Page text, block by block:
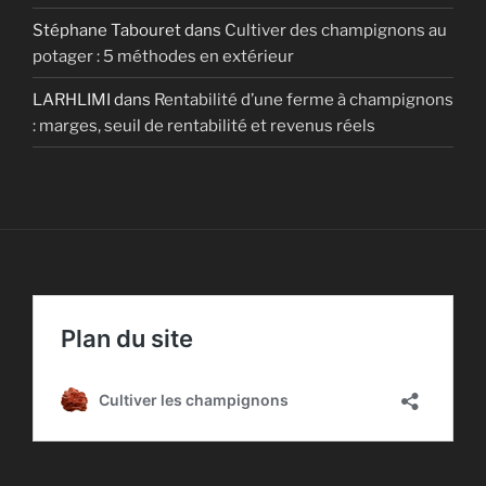
Stéphane Tabouretdans Cultiver des champignons au
potager : 5 méthodes en extérieur
LARHLIMI dans Rentabilité d’une ferme à champignons
: marges, seuil de rentabilité et revenus réels